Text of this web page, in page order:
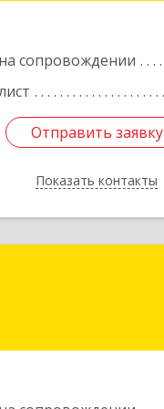
сопровождении
Отправить заявку
Показать контакты
Отправить заявку
Назад